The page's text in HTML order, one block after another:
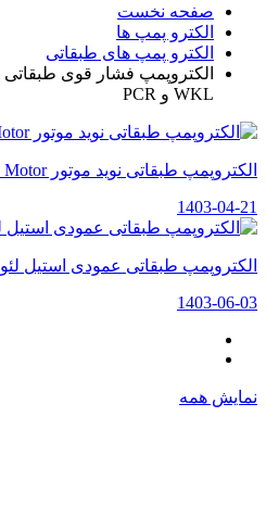
صفحه نخست
الکترو پمپ ها
الکترو پمپ های طبقاتی
WKL و PCR
الکتروپمپ طبقاتی نوید موتور Navid Motor سری WKL
1403-04-21
الکتروپمپ طبقاتی عمودی استیل لئو LEO
1403-06-03
نمایش همه